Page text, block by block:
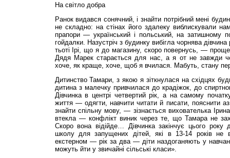
На світло добра
Ранок видався сонячний, і знайти потрібний мені
не складно: на стінах його здалеку виблискували
прапори — український і польський, на затишному
гойдалки. Назустріч з будинку вибігла чорнява
тьоті Ірі, що я до магазину, скоро повернусь, —
Дядя Марек старається для нас, а я от не завжди
хоче, як краще, хоче, щоб я вчилася. Мабуть, стану
Дитинство Тамари, з якою я зіткнулася на східцях
дитина з малечку привчилася до крадіжок, до
Дівчинка в центрі четвертий рік, а на самому
життя — одягти, навчити читати й писати, пояснити
знайти спільну мову, — зізнається вихователька
втекла — конфлікт виник через те, що Тамара не
Скоро вона відійде… Дівчинка закінчує цього
школу для запущених дітей, які в 13-14 років не
екстерном — рік за два — діти наздоганяють у
можуть йти у звичайні сільські класи».